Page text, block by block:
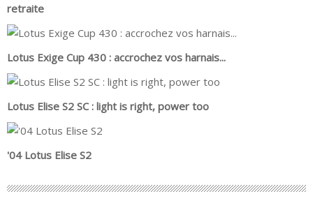
retraite
Lotus Exige Cup 430 : accrochez vos harnais...
Lotus Elise S2 SC : light is right, power too
'04 Lotus Elise S2